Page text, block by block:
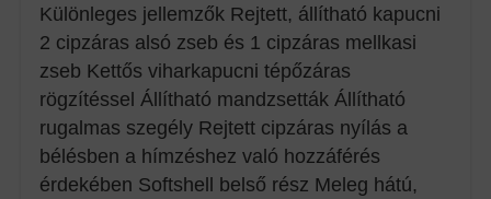
Különleges jellemzők Rejtett, állítható kapucni
2 cipzáras alsó zseb és 1 cipzáras mellkasi
zseb Kettős viharkapucni tépőzáras
rögzítéssel Állítható mandzsetták Állítható
rugalmas szegély Rejtett cipzáras nyílás a
bélésben a hímzéshez való hozzáférés
érdekében Softshell belső rész Meleg hátú,